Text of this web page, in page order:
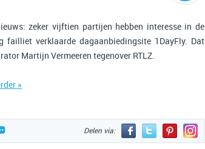
zeker vijftien partijen hebben interesse in de
failliet verklaarde dagaanbiedingsite 1DayFly. Dat
Martijn Vermeeren tegenover RTLZ.
»
Delen via: